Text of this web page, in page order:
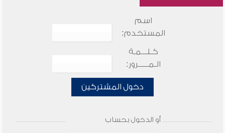
اسم
المستخدم:
كـلـــمـة
الـمـــــرور:
دخول المشتركين
أو الدخول بحساب